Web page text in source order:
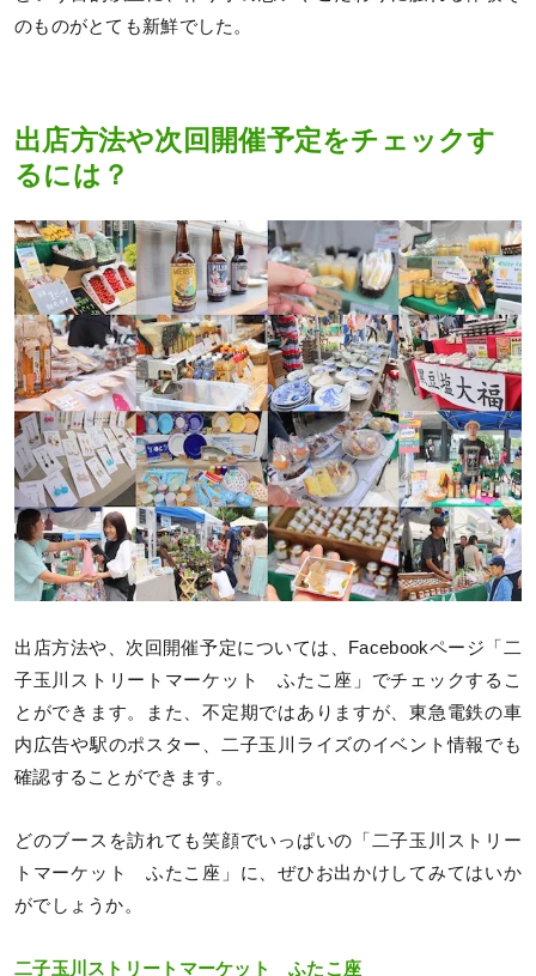
のものがとても新鮮でした。
出店方法や次回開催予定をチェックす
るには？
出店方法や、次回開催予定については、Facebookページ「二
子玉川ストリートマーケット ふたこ座」でチェックするこ
とができます。また、不定期ではありますが、東急電鉄の車
内広告や駅のポスター、二子玉川ライズのイベント情報でも
確認することができます。
どのブースを訪れても笑顔でいっぱいの「二子玉川ストリー
トマーケット ふたこ座」に、ぜひお出かけしてみてはいか
がでしょうか。
二子玉川ストリートマーケット ふたこ座